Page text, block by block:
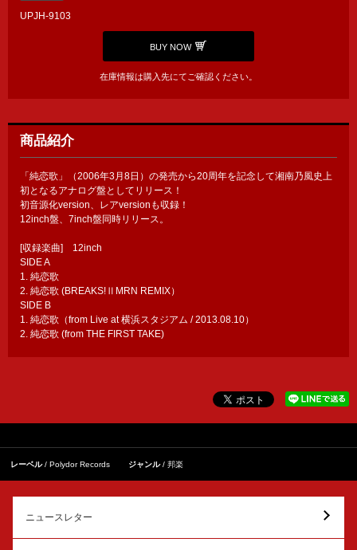
UPJH-9103
BUY NOW
在庫情報は購入先にてご確認ください。
商品紹介
「純恋歌」（2006年3月8日）の発売から20周年を記念して湘南乃風史上
初となるアナログ盤としてリリース！
初音源化version、レアversionも収録！
12inch盤、7inch盤同時リリース。
[収録楽曲] 12inch
SIDE A
1. 純恋歌
2. 純恋歌 (BREAKS!ⅡMRN REMIX）
SIDE B
1. 純恋歌（from Live at 横浜スタジアム / 2013.08.10）
2. 純恋歌 (from THE FIRST TAKE)
レーベル Polydor Records ジャンル 邦楽
ニュースレター